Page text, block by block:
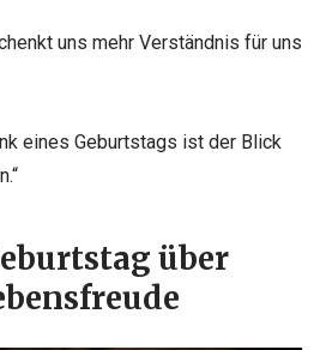
uns mehr Verständnis für uns
eines Geburtstags ist der Blick
über